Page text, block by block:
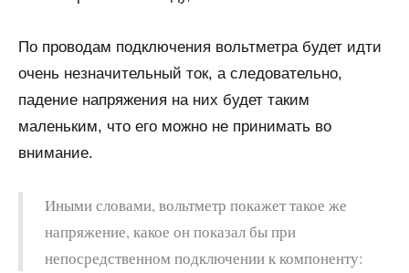
По проводам подключения вольтметра будет идти
очень незначительный ток, а следовательно,
падение напряжения на них будет таким
маленьким, что его можно не принимать во
внимание.
Иными словами, вольтметр покажет такое же
напряжение, какое он показал бы при
непосредственном подключении к компоненту: